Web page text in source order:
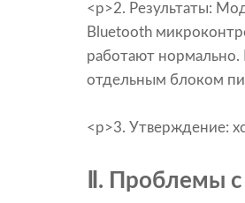
<р>2. Результаты:
Bluetooth
работают нормально.
отдельным блоком
<р>3. Утверждение:
Ⅱ. Проблемы